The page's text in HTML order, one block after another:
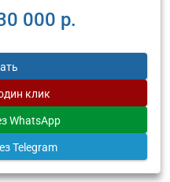
000 р.
клик
WhatsApp
Telegram